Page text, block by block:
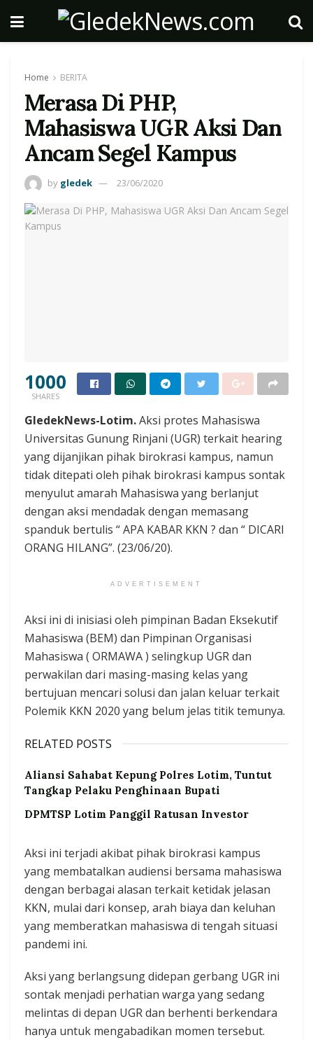
Home BERITA
Merasa Di PHP,
Mahasiswa UGR Aksi Dan
Ancam Segel Kampus
by gledek 23/06/2020
1000
SHARES
GledekNews-Lotim.Aksi protes Mahasiswa
Universitas Gunung Rinjani (UGR) terkait hearing
yang dijanjikan pihak birokrasi kampus, namun
tidak ditepati oleh pihak birokrasi kampus sontak
menyulut amarah Mahasiswa yang berlanjut
dengan aksi mendadak dengan memasang
spanduk bertulis “ APA KABAR KKN ? dan “ DICARI
ORANG HILANG”. (23/06/20).
ADVERTISEMENT
Aksi ini di inisiasi oleh pimpinan Badan Eksekutif
Mahasiswa (BEM) dan Pimpinan Organisasi
Mahasiswa ( ORMAWA ) selingkup UGR dan
perwakilan dari masing-masing kelas yang
bertujuan mencari solusi dan jalan keluar terkait
Polemik KKN 2020 yang belum jelas titik temunya.
RELATED POSTS
Aliansi Sahabat Kepung Polres Lotim, Tuntut
Tangkap Pelaku Penghinaan Bupati
DPMTSP Lotim Panggil Ratusan Investor
Aksi ini terjadi akibat pihak birokrasi kampus
yang membatalkan audiensi bersama mahasiswa
dengan berbagai alasan terkait ketidak jelasan
KKN, mulai dari konsep, arah biaya dan keluhan
yang memberatkan mahasiswa di tengah situasi
pandemi ini.
Aksi yang berlangsung didepan gerbang UGR ini
sontak menjadi perhatian warga yang sedang
melintas di depan UGR dan berhenti berkendara
hanya untuk mengabadikan momen tersebut.